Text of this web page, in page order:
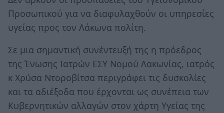
Προσωπικού για να διαφυλαχθούν οι υπηρεσίες
υγείας προς τον Λάκωνα πολίτη.
Σε μια σημαντική συνέντευξή της η πρόεδρος
της Ένωσης Ιατρών ΕΣΥ Νομού Λακωνίας, ιατρός
κ Χρύσα Ντοροβίτσα περιγράφει τις δυσκολίες
και τα αδιέξοδα που έρχονται ως συνέπεια των
Κυβερνητικών αλλαγών στον χάρτη Υγείας της